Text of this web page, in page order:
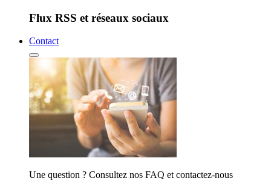
Flux RSS et réseaux sociaux
Contact
Une question ? Consultez nos FAQ et contactez-nous